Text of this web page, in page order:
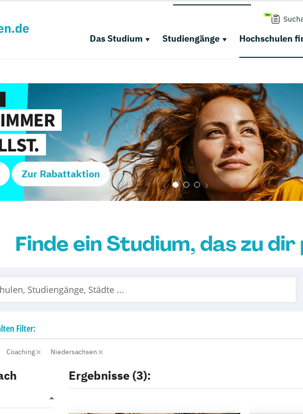
Das Studium Studiengänge Hochschulen
Zur Rabattaktion
Finde ein Studium, das zu
Filter:
Coaching Niedersachsen
Ergebnisse (3):